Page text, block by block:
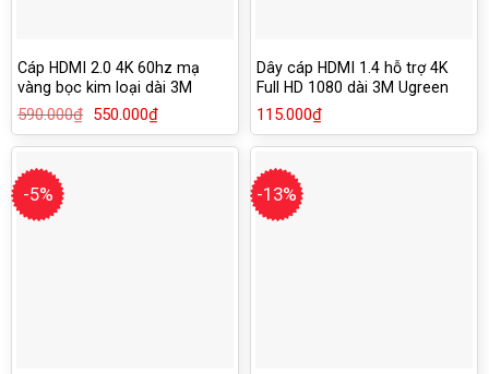
Cáp HDMI 2.0 4K 60hz mạ
vàng bọc kim loại dài 3M
Ugreen 50109
590.000₫
Giá
là:
550.000₫Giá
hiện
tại
Dây cáp HDMI 1.4 hỗ trợ 4K
Full HD 1080 dài 3M Ugreen
10108
115.000₫
-5% -13%